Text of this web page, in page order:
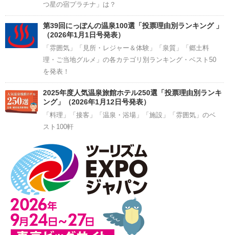
つ星の宿プラチナ」は？
第39回にっぽんの温泉100選「投票理由別ランキング 」
（2026年1月1日号発表）
「雰囲気」「見所・レジャー＆体験」「泉質」「郷土料
理・ご当地グルメ」の各カテゴリ別ランキング・ベスト50
を発表！
2025年度人気温泉旅館ホテル250選「投票理由別ランキ
ング」（2026年1月12日号発表）
「料理」「接客」「温泉・浴場」「施設」「雰囲気」のベ
スト100軒